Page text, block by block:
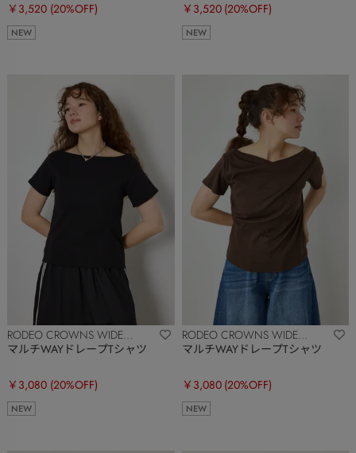
￥3,520 (20%OFF)
NEW
￥3,520 (20%OFF)
NEW
RODEO CROWNS WIDE
BOWL
マルチWAYドレープTシャツ
￥3,080 (20%OFF)
NEW
RODEO CROWNS WIDE
BOWL
マルチWAYドレープTシャツ
￥3,080 (20%OFF)
NEW